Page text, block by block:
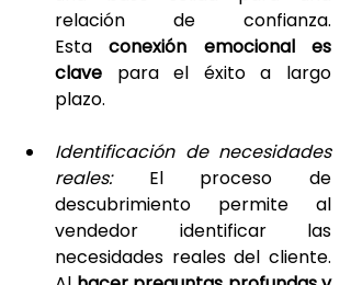
relación de confianza.
Esta conexión emocional es
clave para el éxito a largo
plazo.
Identificación de necesidades
reales: El proceso de
descubrimiento permite al
vendedor identificar las
necesidades reales del cliente.